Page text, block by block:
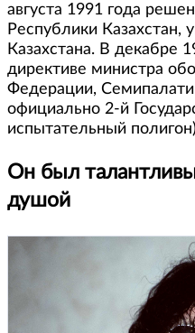
августа 1991 года
Республики
Казахстана. В декабре
директиве министра
Федерации,
официально 2-й
испытательный
Он был
душой